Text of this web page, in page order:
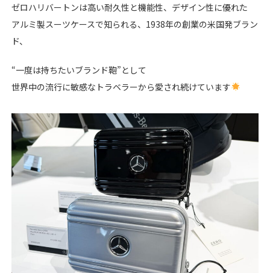
ゼロハリバートンは高い耐久性と機能性、デザイン性に優れた
アルミ製スーツケースで知られる、1938年の創業の米国発ブラン
ド、
“一度は持ちたいブランド鞄”として
世界中の流行に敏感なトラベラーから愛され続けています